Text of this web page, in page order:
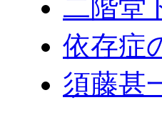
二階堂
依存症
須藤甚